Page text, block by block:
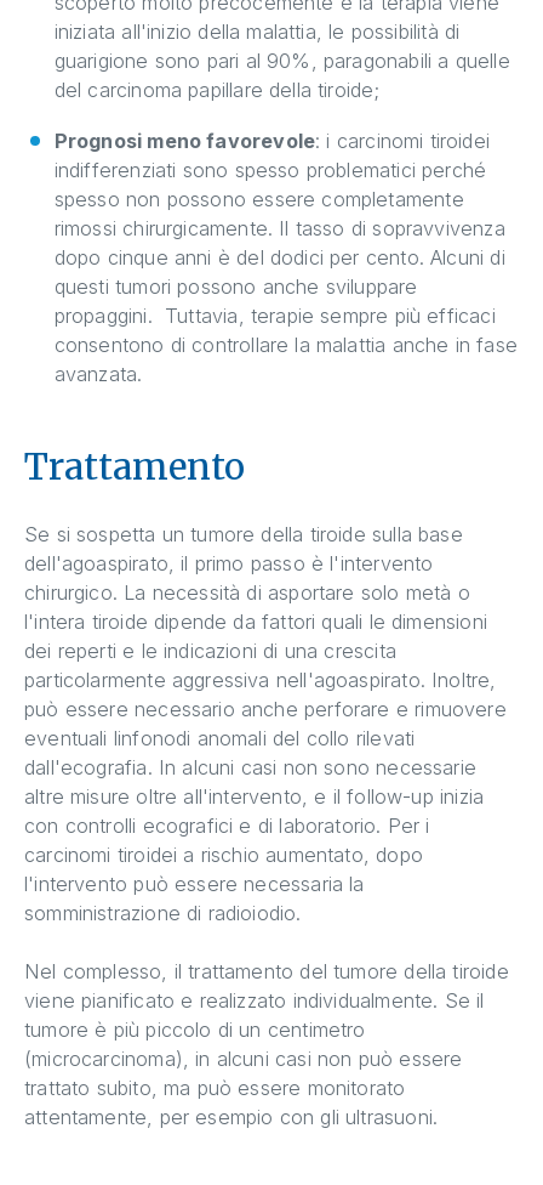
iniziata all'inizio della malattia, le possibilità di
guarigione sono pari al 90%, paragonabili a quelle
del carcinoma papillare della tiroide;
Prognosi meno favorevole: i carcinomi tiroidei
indifferenziati sono spesso problematici perché
spesso non possono essere completamente
rimossi chirurgicamente. Il tasso di sopravvivenza
dopo cinque anni è del dodici per cento. Alcuni di
questi tumori possono anche sviluppare
propaggini. Tuttavia, terapie sempre più efficaci
consentono di controllare la malattia anche in fase
avanzata.
Trattamento
Se si sospetta un tumore della tiroide sulla base
dell'agoaspirato, il primo passo è l'intervento
chirurgico. La necessità di asportare solo metà o
l'intera tiroide dipende da fattori quali le dimensioni
dei reperti e le indicazioni di una crescita
particolarmente aggressiva nell'agoaspirato. Inoltre,
può essere necessario anche perforare e rimuovere
eventuali linfonodi anomali del collo rilevati
dall'ecografia. In alcuni casi non sono necessarie
altre misure oltre all'intervento, e il follow-up inizia
con controlli ecografici e di laboratorio. Per i
carcinomi tiroidei a rischio aumentato, dopo
l'intervento può essere necessaria la
somministrazione di radioiodio.
Nel complesso, il trattamento del tumore della tiroide
viene pianificato e realizzato individualmente. Se il
tumore è più piccolo di un centimetro
(microcarcinoma), in alcuni casi non può essere
trattato subito, ma può essere monitorato
attentamente, per esempio con gli ultrasuoni.